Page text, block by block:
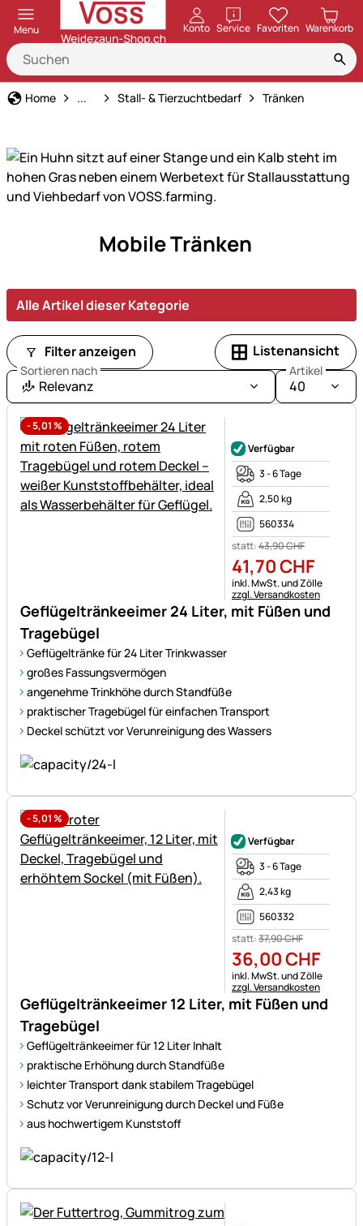
Menu Konto ServiceöffnenFavoriten Warenkorb
Home Haus und Hof
... Stall- & Tierzuchtbedarf Tränken
von
VOSS.farming
–
vielseitige
Lösungen
für
eine
effiziente
Tierhaltung.
Mobile Tränken
Alle Artikel dieser Kategorie
Filter anzeigen Listenansicht
Sortieren nach
Relevanz
Artikel
40
-5,01%
Geflügeltränkeeimer 24 Liter, mit Füßen und
Tragebügel
Geflügeltränke für 24 Liter Trinkwasser
großes Fassungsvermögen
angenehme Trinkhöhe durch Standfüße
praktischer Tragebügel für einfachen Transport
Deckel schützt vor Verunreinigung des Wassers
Verfügbar
3 - 6 Tage
2,50 kg
560334
statt:43,90CHF
41,70CHF
Steuerhinweis:
inkl. MwSt. und Zölle
zzgl. Versandkosten
-5,01%
Geflügeltränkeeimer 12 Liter, mit Füßen und
Tragebügel
Geflügeltränkeeimer für 12 Liter Inhalt
praktische Erhöhung durch Standfüße
leichter Transport dank stabilem Tragebügel
Schutz vor Verunreinigung durch Deckel und Füße
aus hochwertigem Kunststoff
Verfügbar
3 - 6 Tage
2,43 kg
560332
statt:37,90CHF
36,00CHF
Steuerhinweis:
inkl. MwSt. und Zölle
zzgl. Versandkosten